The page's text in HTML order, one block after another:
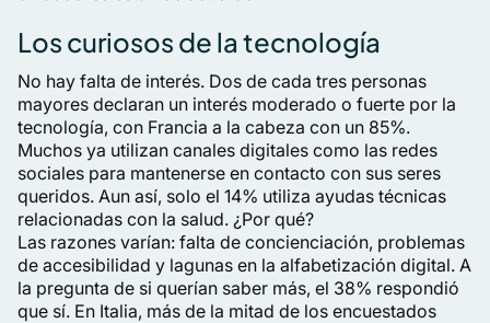
Los curiosos de la tecnología
No hay falta de interés. Dos de cada tres personas
mayores declaran un interés moderado o fuerte por la
tecnología, con Francia a la cabeza con un 85%.
Muchos ya utilizan canales digitales como las redes
sociales para mantenerse en contacto con sus seres
queridos. Aun así, solo el 14% utiliza ayudas técnicas
relacionadas con la salud. ¿Por qué?
Las razones varían: falta de concienciación, problemas
de accesibilidad y lagunas en la alfabetización digital. A
la pregunta de si querían saber más, el 38% respondió
que sí. En Italia, más de la mitad de los encuestados